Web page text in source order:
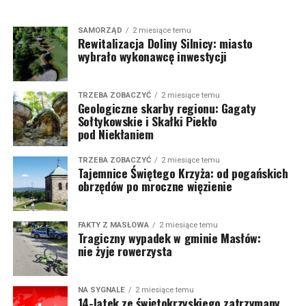
SAMORZĄD 2 miesiące temu
Rewitalizacja Doliny Silnicy: miasto
wybrało wykonawcę inwestycji
TRZEBA ZOBACZYĆ 2 miesiące temu
Geologiczne skarby regionu: Gagaty
Sołtykowskie i Skałki Piekło
pod Niekłaniem
TRZEBA ZOBACZYĆ 2 miesiące temu
Tajemnice Świętego Krzyża: od pogańskich
obrzędów po mroczne więzienie
FAKTY Z MASŁOWA 2 miesiące temu
Tragiczny wypadek w gminie Masłów:
nie żyje rowerzysta
NA SYGNALE 2 miesiące temu